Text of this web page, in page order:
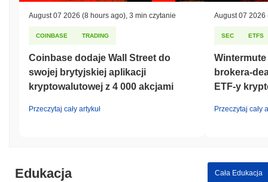
August 07 2026 (8 hours ago), 3 min czytanie
COINBASE TRADING
Coinbase dodaje Wall Street do
swojej brytyjskiej aplikacji
kryptowalutowej z 4 000 akcjami
Przeczytaj cały artykuł
August 07 2026
SEC ETFS
brokera-
ETF-y
Przeczytaj cały
Edukacja Cała Edukacja